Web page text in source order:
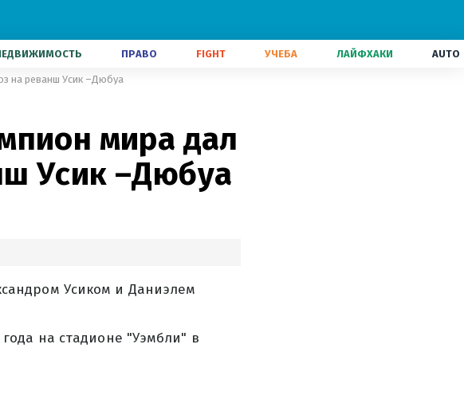
ПРАВО FIGHT УЧЕБА ЛАЙФХАКИ AUTO
на реванш Усик –Дюбуа
мира дал
Усик –Дюбуа
Усиком и Даниэлем
на стадионе "Уэмбли" в